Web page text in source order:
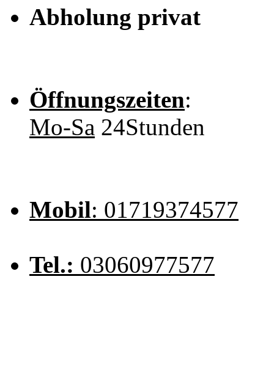
Abholung privat
Öffnungszeiten:
Mo-Sa 24Stunden
Mobil: 01719374577
Tel.: 03060977577